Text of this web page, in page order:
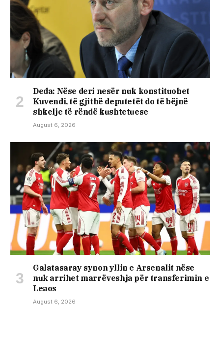
Deda: Nëse deri nesër nuk konstituohet
Kuvendi, të gjithë deputetët do të bëjnë
shkelje të rëndë kushtetuese
August 6, 2026
Galatasaray synon yllin e Arsenalit nëse
nuk arrihet marrëveshja për transferimin e
Leaos
August 6, 2026